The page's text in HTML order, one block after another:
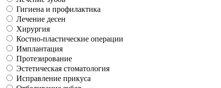
Гигиена и профилактика
Лечение десен
Хирургия
Костно-пластические операции
Имплантация
Протезирование
Эстетическая стоматология
Исправление прикуса